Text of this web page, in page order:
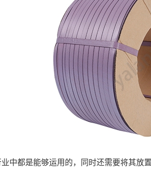
都是能够运用的，同时还需要将其放